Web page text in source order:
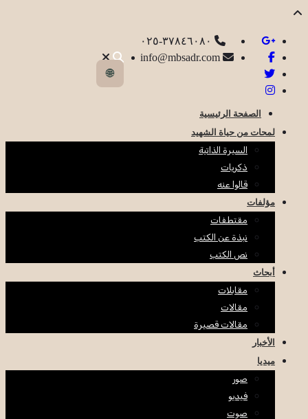
🌐
الصفحة الرئيسية
لمحات من حياة الشهيد
السيرة الذاتية
ذكريات
قالوا عنه
مؤلفات
مقتطفات
نبذة عن الكتب
نص الكتب
أبحاث
مقابلات
مقالات
مقالات قصيرة
الأخبار
ميديا
صور
فيديو
صوت